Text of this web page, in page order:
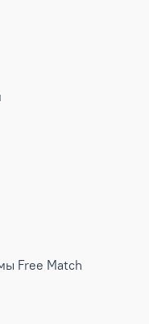
Free Match